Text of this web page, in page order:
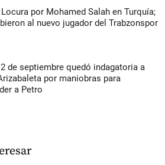
por Mohamed Salah en Turquía;
al nuevo jugador del Trabzonspor
de septiembre quedó indagatoria a
por maniobras para
a Petro